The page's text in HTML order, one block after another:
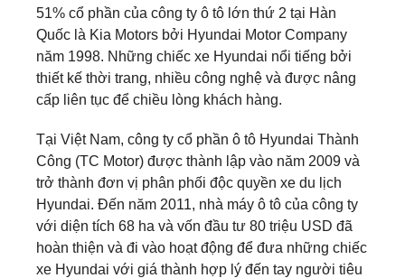
51% cổ phần của công ty ô tô lớn thứ 2 tại Hàn
Quốc là Kia Motors bởi Hyundai Motor Company
năm 1998. Những chiếc xe Hyundai nổi tiếng bởi
thiết kế thời trang, nhiều công nghệ và được nâng
cấp liên tục để chiều lòng khách hàng.
Tại Việt Nam, công ty cổ phần ô tô Hyundai Thành
Công (TC Motor) được thành lập vào năm 2009 và
trở thành đơn vị phân phối độc quyền xe du lịch
Hyundai. Đến năm 2011, nhà máy ô tô của công ty
với diện tích 68 ha và vốn đầu tư 80 triệu USD đã
hoàn thiện và đi vào hoạt động để đưa những chiếc
xe Hyundai với giá thành hợp lý đến tay người tiêu